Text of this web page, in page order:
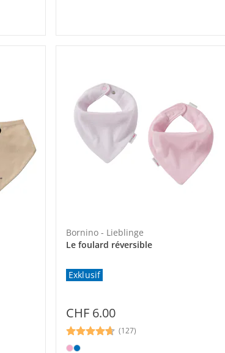
Bornino - Lieblinge
Le foulard réversible
Exklusif
CHF 6.00
(127)